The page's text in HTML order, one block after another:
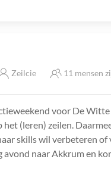
Zeilcie 11 mensen
voor De
(leren) zeilen.
skills wil verbeteren
naar Akkrum en